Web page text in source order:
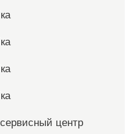
центр